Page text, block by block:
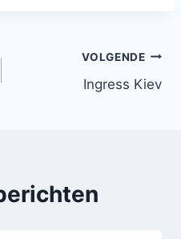
VOLGENDE
Ingress Kiev